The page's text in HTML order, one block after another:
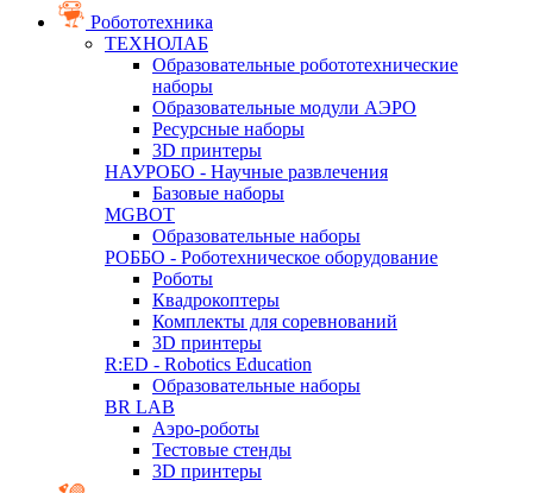
Робототехника
ТЕХНОЛАБ
Образовательные робототехнические
наборы
Образовательные модули АЭРО
Ресурсные наборы
3D принтеры
НАУРОБО - Научные развлечения
Базовые наборы
MGBOT
Образовательные наборы
РОББО - Роботехническое оборудование
Роботы
Квадрокоптеры
Комплекты для соревнований
3D принтеры
R:ED - Robotics Education
Образовательные наборы
BR LAB
Аэро-роботы
Тестовые стенды
3D принтеры